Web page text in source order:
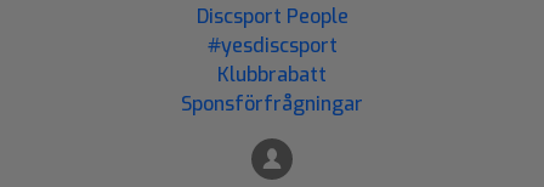
Discsport People
#yesdiscsport
Klubbrabatt
Sponsförfrågningar